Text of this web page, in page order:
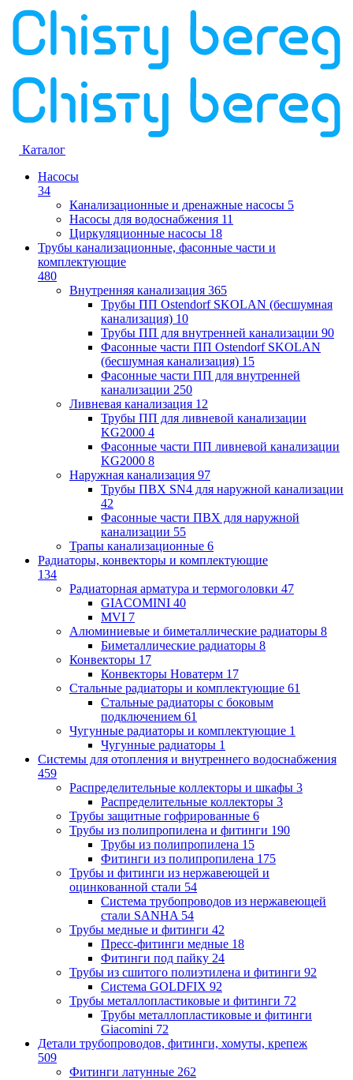
Каталог
Насосы
34
Канализационные и дренажные насосы 5
Насосы для водоснабжения 11
Циркуляционные насосы 18
Трубы канализационные, фасонные части и
комплектующие
480
Внутренняя канализация 365
Трубы ПП Ostendorf SKOLAN (бесшумная
канализация) 10
Трубы ПП для внутренней канализации 90
Фасонные части ПП Ostendorf SKOLAN
(бесшумная канализация) 15
Фасонные части ПП для внутренней
канализации 250
Ливневая канализация 12
Трубы ПП для ливневой канализации
KG2000 4
Фасонные части ПП ливневой канализации
KG2000 8
Наружная канализация 97
Трубы ПВХ SN4 для наружной канализации
42
Фасонные части ПВХ для наружной
канализации 55
Трапы канализационные 6
Радиаторы, конвекторы и комплектующие
134
Радиаторная арматура и термоголовки 47
GIACOMINI 40
MVI 7
Алюминиевые и биметаллические радиаторы 8
Биметаллические радиаторы 8
Конвекторы 17
Конвекторы Новатерм 17
Стальные радиаторы и комплектующие 61
Стальные радиаторы с боковым
подключением 61
Чугунные радиаторы и комплектующие 1
Чугунные радиаторы 1
Системы для отопления и внутреннего водоснабжения
459
Распределительные коллекторы и шкафы 3
Распределительные коллекторы 3
Трубы защитные гофрированные 6
Трубы из полипропилена и фитинги 190
Трубы из полипропилена 15
Фитинги из полипропилена 175
Трубы и фитинги из нержавеющей и
оцинкованной стали 54
Система трубопроводов из нержавеющей
стали SANHA 54
Трубы медные и фитинги 42
Пресс-фитинги медные 18
Фитинги под пайку 24
Трубы из сшитого полиэтилена и фитинги 92
Система GOLDFIX 92
Трубы металлопластиковые и фитинги 72
Трубы металлопластиковые и фитинги
Giacomini 72
Детали трубопроводов, фитинги, хомуты, крепеж
509
Фитинги латунные 262